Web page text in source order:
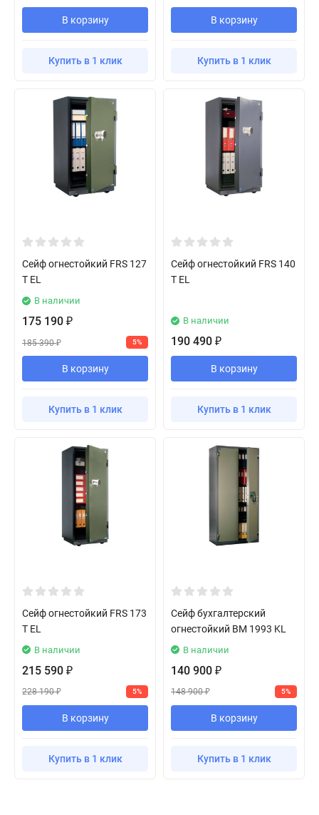
В корзину
Купить в 1 клик
В корзину
Купить в 1 клик
Сейф огнестойкий FRS 127
T EL
В наличии
175 190 ₽
185 390₽ 5%
В корзину
Купить в 1 клик
Сейф огнестойкий FRS 140
T EL
В наличии
190 490 ₽
В корзину
Купить в 1 клик
Сейф огнестойкий FRS 173
T EL
В наличии
215 590 ₽
228 190₽ 5%
В корзину
Купить в 1 клик
Сейф бухгалтерский
огнестойкий BM 1993 KL
В наличии
140 900 ₽
148 900₽ 5%
В корзину
Купить в 1 клик